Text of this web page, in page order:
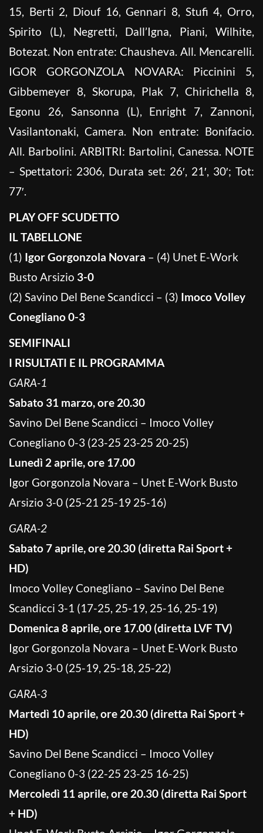
15, Berti 2, Diouf 16, Gennari 8, Stufi 4, Orro,
Spirito (L), Negretti, Dall’Igna, Piani, Wilhite,
Botezat. Non entrate: Chausheva. All. Mencarelli.
IGOR GORGONZOLA NOVARA: Piccinini 5,
Gibbemeyer 8, Skorupa, Plak 7, Chirichella 8,
Egonu 26, Sansonna (L), Enright 7, Zannoni,
Vasilantonaki, Camera. Non entrate: Bonifacio.
All. Barbolini. ARBITRI: Bartolini, Canessa. NOTE
– Spettatori: 2306, Durata set: 26′, 21′, 30′; Tot:
77′.
PLAY OFF SCUDETTO
IL TABELLONE
(1) Igor Gorgonzola Novara – (4) Unet E-Work
Busto Arsizio 3-0
(2) Savino Del Bene Scandicci – (3) Imoco Volley
Conegliano0-3
SEMIFINALI
I RISULTATI E IL PROGRAMMA
GARA-1
Sabato 31 marzo, ore 20.30
Savino Del Bene Scandicci – Imoco Volley
Conegliano 0-3 (23-25 23-25 20-25)
Lunedì 2 aprile, ore 17.00
Igor Gorgonzola Novara – Unet E-Work Busto
Arsizio 3-0 (25-21 25-19 25-16)
GARA-2
Sabato 7 aprile, ore 20.30 (diretta Rai Sport +
HD)
Imoco Volley Conegliano – Savino Del Bene
Scandicci 3-1 (17-25, 25-19, 25-16, 25-19)
Domenica 8 aprile, ore 17.00 (diretta LVF TV)
Igor Gorgonzola Novara – Unet E-Work Busto
Arsizio 3-0 (25-19, 25-18, 25-22)
GARA-3
Martedì 10 aprile, ore 20.30 (diretta Rai Sport +
HD)
Savino Del Bene Scandicci – Imoco Volley
Conegliano 0-3 (22-25 23-25 16-25)
Mercoledì 11 aprile, ore 20.30 (diretta Rai Sport
+ HD)